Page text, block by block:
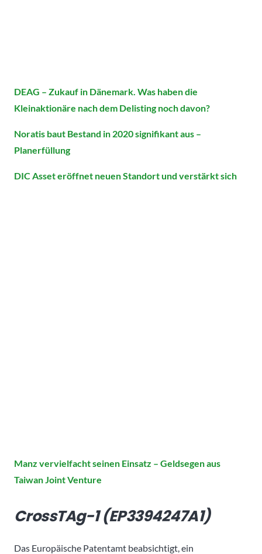
DEAG – Zukauf in Dänemark. Was haben die
Kleinaktionäre nach dem Delisting noch davon?
Noratis baut Bestand in 2020 signifikant aus –
Planerfüllung
DIC Asset eröffnet neuen Standort und verstärkt sich
Manz vervielfacht seinen Einsatz – Geldsegen aus
Taiwan Joint Venture
CrossTAg-1 (EP3394247A1)
Das Europäische Patentamt beabsichtigt, ein